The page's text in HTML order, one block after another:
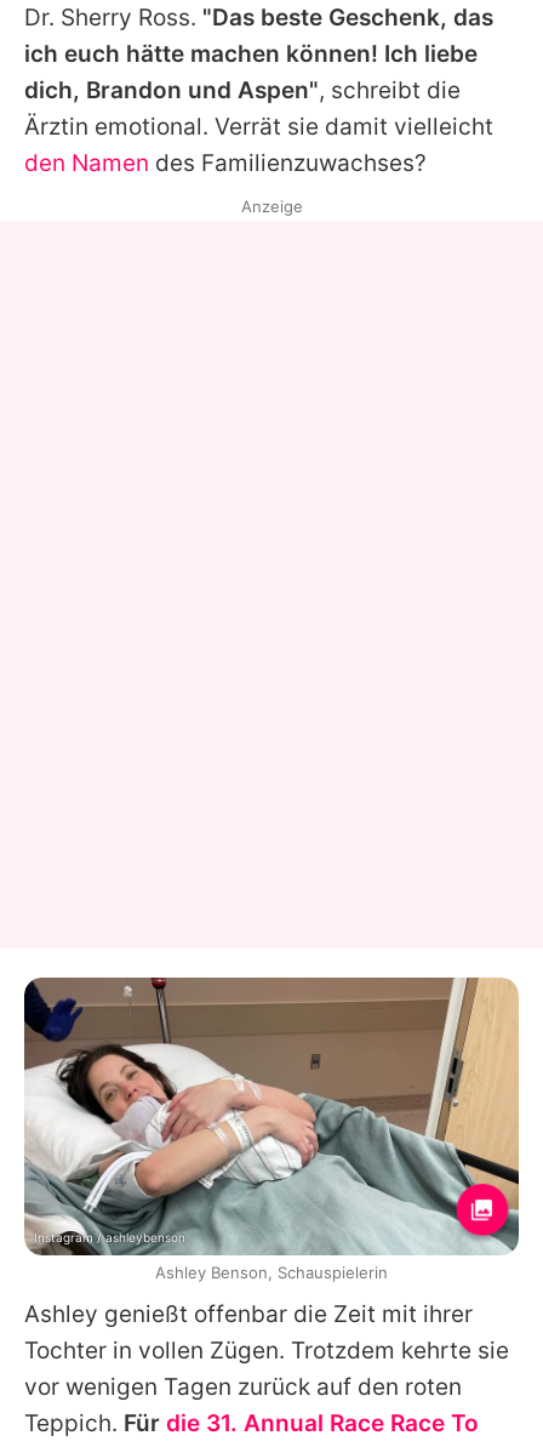
Dr. Sherry Ross. "Das beste Geschenk, das
ich euch hätte machen können! Ich liebe
dich, Brandon und Aspen", schreibt die
Ärztin emotional. Verrät sie damit vielleicht
den Namen des Familienzuwachses?
Ashley genießt offenbar die Zeit mit ihrer
Tochter in vollen Zügen. Trotzdem kehrte sie
vor wenigen Tagen zurück auf den roten
Teppich. Für die 31. Annual Race Race To
Anzeige
Instagram / ashleybenson
Ashley Benson, Schauspielerin